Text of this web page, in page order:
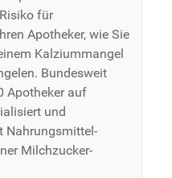
für
Apotheker, wie Sie
Kalziummangel
Bundesweit
Apotheker auf
und
Nahrungsmittel-
Milchzucker-